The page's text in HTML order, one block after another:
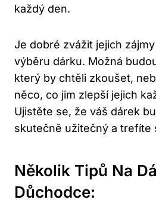
každý den.
Je dobré zvážit jejich
výběru dárku. Možná
který by chtěli zkoušet,
něco, co jim zlepší jejich
Ujistěte se, že váš dárek
skutečně užitečný a trefíte
Několik Tipů Na
Důchodce: